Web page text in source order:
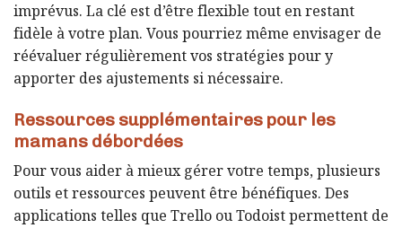
imprévus. La clé est d’être flexible tout en restant
fidèle à votre plan. Vous pourriez même envisager de
réévaluer régulièrement vos stratégies pour y
apporter des ajustements si nécessaire.
Ressources supplémentaires pour les
mamans débordées
Pour vous aider à mieux gérer votre temps, plusieurs
outils et ressources peuvent être bénéfiques. Des
applications telles que Trello ou Todoist permettent de